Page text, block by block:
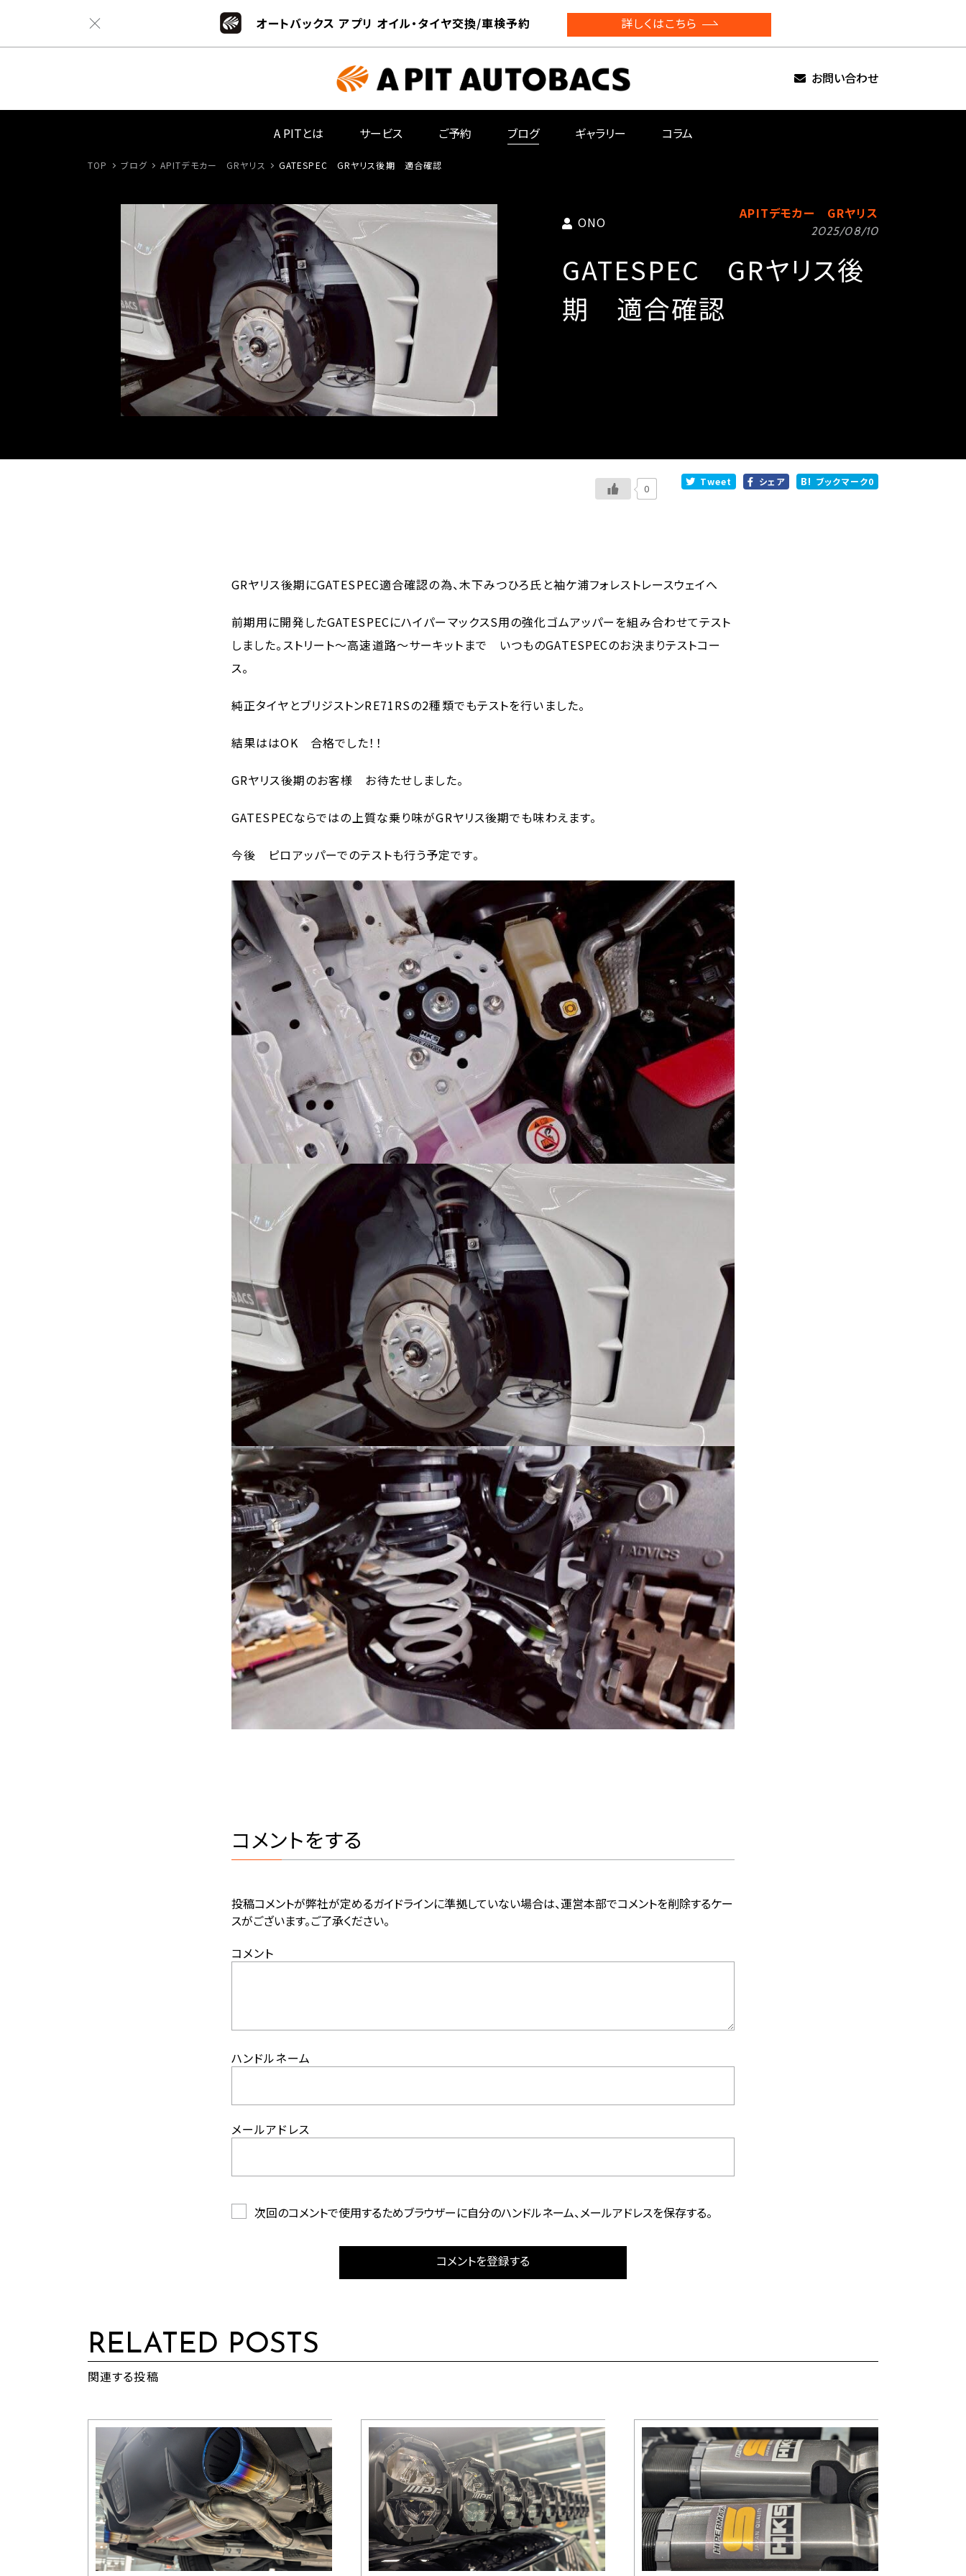
オートバックス アプリ オイル・タイヤ交換/車検予約 詳しくはこちら
お問い合わせ
A PITとは サービス ご予約 ブログ ギャラリー コラム
TOP ブログ APITデモカー GRヤリス GATESPEC GRヤリス後期 適合確認
ONO
APITデモカー GRヤリス
2025/08/10
GATESPEC GRヤリス後
期 適合確認
0
Tweet シェア ブックマーク0
GRヤリス後期にGATESPEC適合確認の為、木下みつひろ氏と袖ケ浦フォレストレースウェイへ
前期用に開発したGATESPECにハイパーマックスS用の強化ゴムアッパーを組み合わせてテスト
しました。ストリート～高速道路～サーキットまで いつものGATESPECのお決まりテストコー
ス。
純正タイヤとブリジストンRE71RSの2種類でもテストを行いました。
結果ははOK 合格でした！！
GRヤリス後期のお客様 お待たせしました。
GATESPECならではの上質な乗り味がGRヤリス後期でも味わえます。
今後 ピロアッパーでのテストも行う予定です。
コメントをする
投稿コメントが弊社が定めるガイドラインに準拠していない場合は、運営本部でコメントを削除するケー
スがございます。ご了承ください。
コメント
ハンドルネーム
メールアドレス
次回のコメントで使用するためブラウザーに自分のハンドルネーム、メールアドレスを保存する。
コメントを登録する
RELATED POSTS
関連する投稿